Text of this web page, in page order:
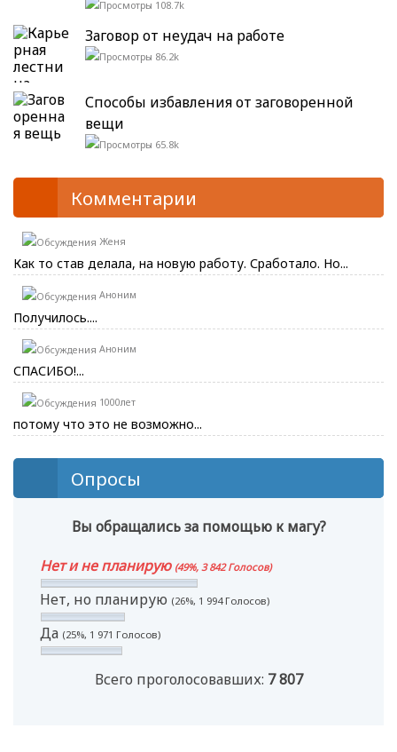
108.7k
Заговор от неудач на работе
86.2k
Способы избавления от заговоренной
вещи
65.8k
Комментарии
Женя
Как то став делала, на новую работу. Сработало. Но...
Аноним
Получилось....
Аноним
СПАСИБО!...
1000лет
потому что это не возможно...
Опросы
Вы обращались за помощью к магу?
Нет и не планирую (49%, 3 842 Голосов)
Нет, но планирую (26%, 1 994 Голосов)
Да (25%, 1 971 Голосов)
Всего проголосовавших: 7 807